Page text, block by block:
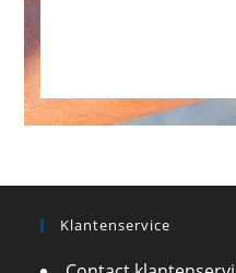
Klantenservice